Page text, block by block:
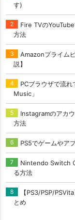
す)
Fire TVの
方法
Amazonプライム
説】
PCブラウザで流
Music」
Instagramのアカ
方法
PS5でゲームやア
Nintendo Switch
る方法
【PS3/PSP/
とめ